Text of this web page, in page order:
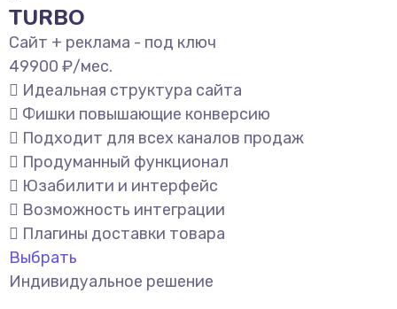
TURBO
Сайт + реклама - под ключ
49900 ₽/мес.
Идеальная структура сайта
Фишки повышающие конверсию
Подходит для всех каналов продаж
Продуманный функционал
Юзабилити и интерфейс
Возможность интеграции
Плагины доставки товара
Выбрать
Индивидуальное решение